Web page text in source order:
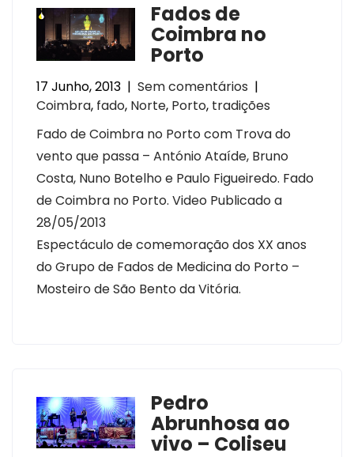
Fados de
Coimbra no
Porto
17 Junho, 2013 | Sem comentários |
Coimbra, fado, Norte, Porto, tradições
Fado de Coimbra no Porto com Trova do
vento que passa – António Ataíde, Bruno
Costa, Nuno Botelho e Paulo Figueiredo. Fado
de Coimbra no Porto. Video Publicado a
28/05/2013
Espectáculo de comemoração dos XX anos
do Grupo de Fados de Medicina do Porto –
Mosteiro de São Bento da Vitória.
Pedro
Abrunhosa ao
vivo – Coliseu